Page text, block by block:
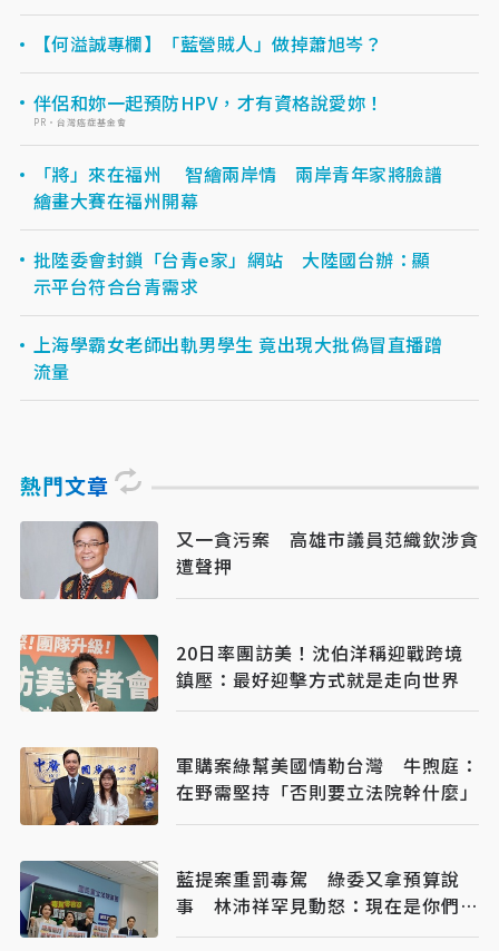
【何溢誠專欄】「藍營賊人」做掉蕭旭岑？
伴侶和妳一起預防HPV，才有資格說愛妳！
PR・台灣癌症基金會
「將」來在福州 智繪兩岸情 兩岸青年家將臉譜
繪畫大賽在福州開幕
批陸委會封鎖「台青e家」網站 大陸國台辦：顯
示平台符合台青需求
上海學霸女老師出軌男學生 竟出現大批偽冒直播蹭
流量
熱門文章
又一貪污案 高雄市議員范織欽涉貪
遭聲押
20日率團訪美！沈伯洋稱迎戰跨境
鎮壓：最好迎擊方式就是走向世界
軍購案綠幫美國情勒台灣 牛煦庭：
在野需堅持「否則要立法院幹什麼」
藍提案重罰毒駕 綠委又拿預算說
事 林沛祥罕見動怒：現在是你們在
治理國家